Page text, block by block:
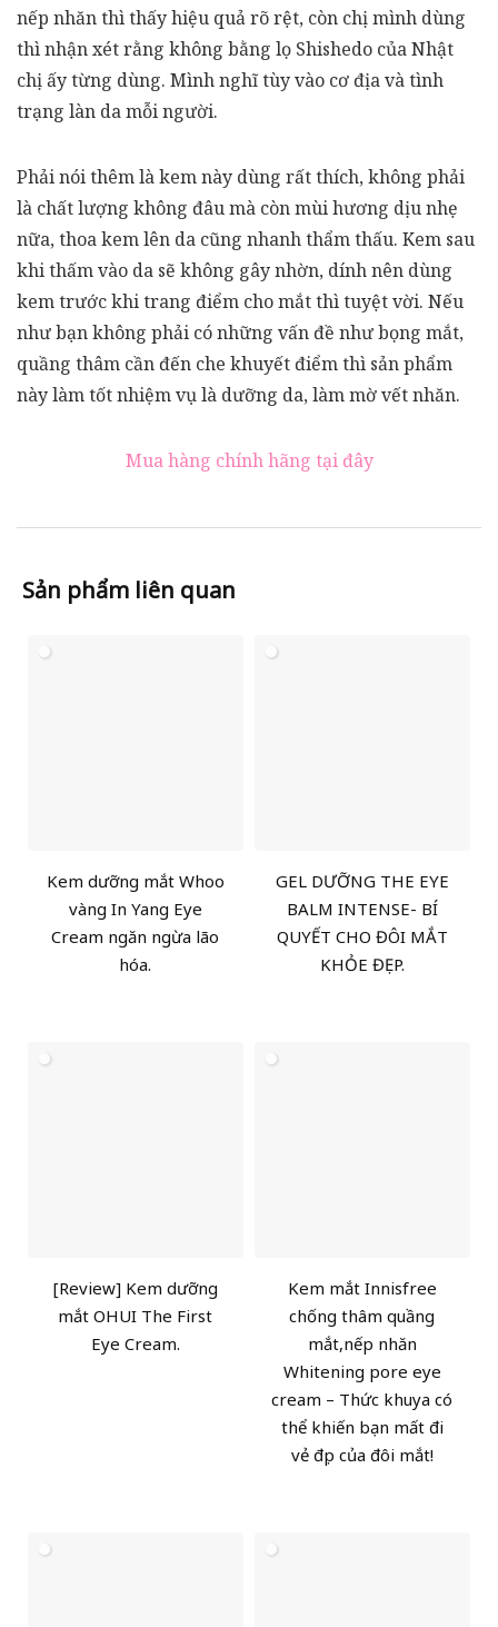
nếp nhăn thì thấy hiệu quả rõ rệt, còn chị mình dùng
thì nhận xét rằng không bằng lọ Shishedo của Nhật
chị ấy từng dùng. Mình nghĩ tùy vào cơ địa và tình
trạng làn da mỗi người.
Phải nói thêm là kem này dùng rất thích, không phải
là chất lượng không đâu mà còn mùi hương dịu nhẹ
nữa, thoa kem lên da cũng nhanh thẩm thấu. Kem sau
khi thấm vào da sẽ không gây nhờn, dính nên dùng
kem trước khi trang điểm cho mắt thì tuyệt vời. Nếu
như bạn không phải có những vấn đề như bọng mắt,
quầng thâm cần đến che khuyết điểm thì sản phẩm
này làm tốt nhiệm vụ là dưỡng da, làm mờ vết nhăn.
Mua hàng chính hãng tại đây
Sản phẩm liên quan
Kem dưỡng mắt Whoo
vàng In Yang Eye
Cream ngăn ngừa lão
hóa.
GEL DƯỠNG THE EYE
BALM INTENSE- BÍ
QUYẾT CHO ĐÔI MẮT
KHỎE ĐẸP.
[Review] Kem dưỡng
mắt OHUI The First
Eye Cream.
Kem mắt Innisfree
chống thâm quầng
mắt,nếp nhăn
Whitening pore eye
cream – Thức khuya có
thể khiến bạn mất đi
vẻ đẹp của đôi mắt!